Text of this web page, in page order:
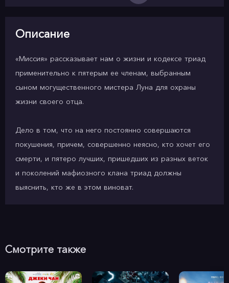
Описание
«Миссия» рассказывает нам о жизни и кодексе триад
применительно к пятерым ее членам, выбранным
сыном могущественного мистера Луна для охраны
жизни своего отца.
Дело в том, что на него постоянно совершаются
покушения, причем, совершенно неясно, кто хочет его
смерти, и пятеро лучших, пришедших из разных веток
и поколений мафиозного клана триад должны
выяснить, кто же в этом виноват.
Смотрите также